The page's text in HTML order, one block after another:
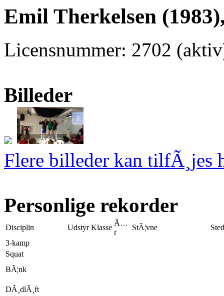
Emil Therkelsen
Licensnummer: 2702
Billeder
Flere billeder kan tilfÃ¸jes
Personlige rekorder
Disciplin Udstyr Klasse
Ã…
r
StÃ¦vne
Sted
3-kamp
Squat
BÃ¦nk
DÃ¸dlÃ¸ft